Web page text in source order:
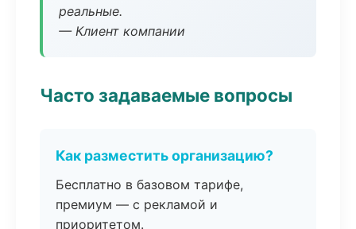
реальные.
— Клиент компании
Часто задаваемые вопросы
Как разместить организацию?
Бесплатно в базовом тарифе,
премиум — с рекламой и
приоритетом.